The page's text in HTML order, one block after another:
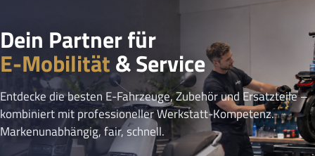
Dein Partner für
E-Mobilität& Service
Entdecke die besten E-Fahrzeuge, Zubehör und Ersatzteile –
kombiniert mit professioneller Werkstatt-Kompetenz.
Markenunabhängig, fair, schnell.